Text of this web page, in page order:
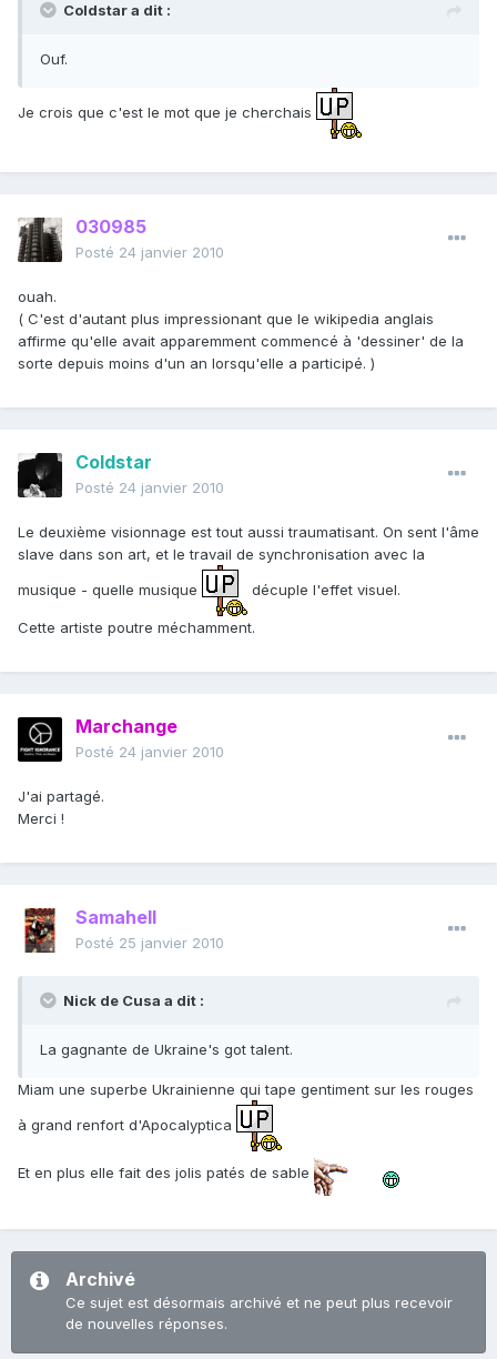
Coldstar a dit :
Ouf.
Je crois que c'est le mot que je cherchais
030985
Posté 24 janvier 2010
ouah.
( C'est d'autant plus impressionant que le wikipedia anglais
affirme qu'elle avait apparemment commencé à 'dessiner' de la
sorte depuis moins d'un an lorsqu'elle a participé. )
Coldstar
Posté 24 janvier 2010
Le deuxième visionnage est tout aussi traumatisant. On sent l'âme
slave dans son art, et le travail de synchronisation avec la
musique - quelle musique
décuple l'effet visuel.
Cette artiste poutre méchamment.
Marchange
Posté 24 janvier 2010
J'ai partagé.
Merci !
Samahell
Posté 25 janvier 2010
Nick de Cusa a dit :
La gagnante de Ukraine's got talent.
Miam une superbe Ukrainienne qui tape gentiment sur les rouges
à grand renfort d'Apocalyptica
Et en plus elle fait des jolis patés de sable
Archivé
Ce sujet est désormais archivé et ne peut plus recevoir
de nouvelles réponses.